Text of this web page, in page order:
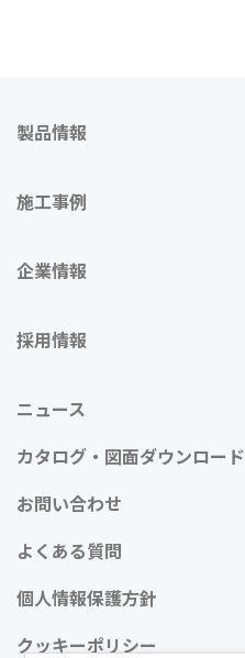
製品情報
施工事例
企業情報
採用情報
ニュース
カタログ・図面ダウンロード
お問い合わせ
よくある質問
個人情報保護方針
クッキーポリシー